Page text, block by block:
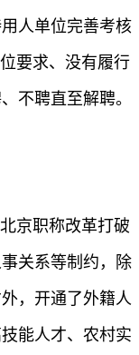
人单位完善考核
要求、没有履行
不聘直至解聘。
京职称改革打破
关系等制约，除
，开通了外籍人
能人才、农村实